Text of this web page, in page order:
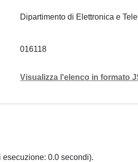
Dipartimento di Elettronica e
016118
Visualizza l'elenco in formato
esecuzione: 0.0 secondi).